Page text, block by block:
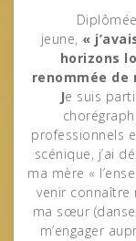
jeune, «
horizons
renommée de
Je suis
professionnels
scénique, j’ai
ma mère «
venir connaître
ma sœur
m’engager